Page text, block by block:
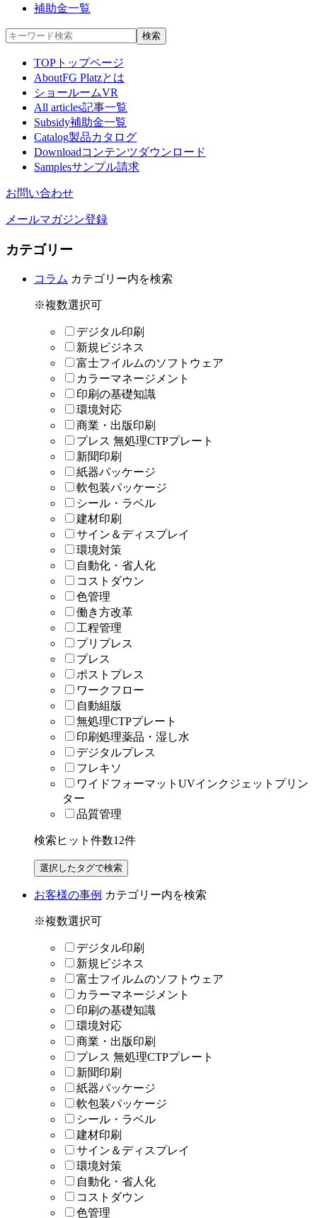
補助金一覧
TOP トップページ
AboutFG Platzとは
ショールームVR
All articles記事一覧
Subsidy補助金一覧
Catalog製品カタログ
Downloadコンテンツダウンロード
Samplesサンプル請求
お問い合わせ
メールマガジン登録
カテゴリー
コラム カテゴリー内を検索
※複数選択可
デジタル印刷
新規ビジネス
富士フイルムのソフトウェア
カラーマネージメント
印刷の基礎知識
環境対応
商業・出版印刷
プレス 無処理CTPプレート
新聞印刷
紙器パッケージ
軟包装パッケージ
シール・ラベル
建材印刷
サイン＆ディスプレイ
環境対策
自動化・省人化
コストダウン
色管理
働き方改革
工程管理
プリプレス
プレス
ポストプレス
ワークフロー
自動組版
無処理CTPプレート
印刷処理薬品・湿し水
デジタルプレス
フレキソ
ワイドフォーマットUVインクジェットプリン
ター
品質管理
検索ヒット件数12件
お客様の事例 カテゴリー内を検索
※複数選択可
デジタル印刷
新規ビジネス
富士フイルムのソフトウェア
カラーマネージメント
印刷の基礎知識
環境対応
商業・出版印刷
プレス 無処理CTPプレート
新聞印刷
紙器パッケージ
軟包装パッケージ
シール・ラベル
建材印刷
サイン＆ディスプレイ
環境対策
自動化・省人化
コストダウン
色管理